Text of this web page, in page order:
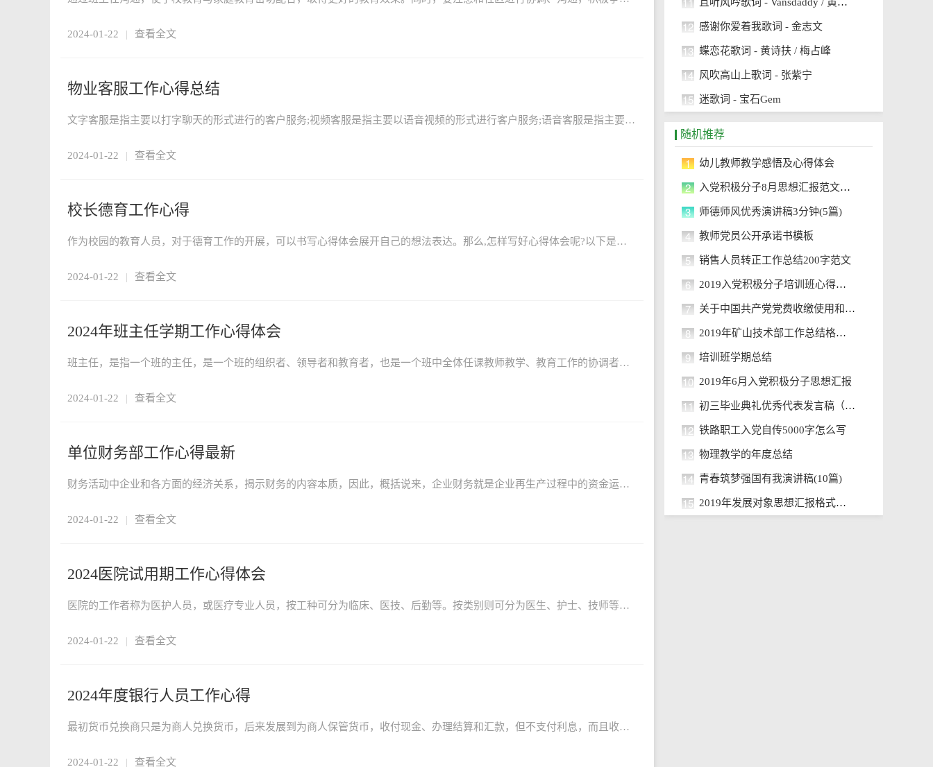
2024-01-22 | 查看全文
物业客服工作心得总结
文字客服是指主要以打字聊天的形式进行的客户服务;视频客服是指主要以语音视频的形式进行客户服务;语音客服是指主要以移动电话的形式进行的客服服务。下面小编给大家带来物业客服工作心得总结，希望能帮助到大家!物业
2024-01-22 | 查看全文
校长德育工作心得
作为校园的教育人员，对于德育工作的开展，可以书写心得体会展开自己的想法表达。那么,怎样写好心得体会呢?以下是小编为大家收集的校长德育工作心得，欢迎阅读。校长德育工作心得篇1幼儿园的德育工作是渗透在幼儿一日生活
2024-01-22 | 查看全文
2024年班主任学期工作心得体会
班主任，是指一个班的主任，是一个班的组织者、领导者和教育者，也是一个班中全体任课教师教学、教育工作的协调者，更是沟通学校与家长、社区的桥梁。下面小编给大家带来20_年班主任学期工作心得体会，希望能帮助到大家!2024年
2024-01-22 | 查看全文
单位财务部工作心得最新
财务活动中企业和各方面的经济关系，揭示财务的内容本质，因此，概括说来，企业财务就是企业再生产过程中的资金运动，体现着企业和各方面的经济关系。下面小编给大家带来单位财务部工作心得最新，希望能帮助到大家!单位财务部工
2024-01-22 | 查看全文
2024医院试用期工作心得体会
医院的工作者称为医护人员，或医疗专业人员，按工种可分为临床、医技、后勤等。按类别则可分为医生、护士、技师等。下面小编给大家带来2024医院试用期工作心得体会，希望能帮助到大家!2024医院试用期工作心得体会（精选篇1）我
2024-01-22 | 查看全文
2024年度银行人员工作心得
最初货币兑换商只是为商人兑换货币，后来发展到为商人保管货币，收付现金、办理结算和汇款，但不支付利息，而且收取保管费和手续费。随着工商业的发展，货币兑换商的业务进一步发展，他们手中聚集了大量资金。下面小编给大家带来
2024-01-22 | 查看全文
12 感谢你爱着我歌词 - 金志文
13 蝶恋花歌词 - 黄诗扶 / 梅占峰
14 风吹高山上歌词 - 张紫宁
15 迷歌词 - 宝石Gem
随机推荐
1 幼儿教师教学感悟及心得体会
2 入党积极分子8月思想汇报范文1500字【四篇】
3 师德师风优秀演讲稿3分钟(5篇)
4 教师党员公开承诺书模板
5 销售人员转正工作总结200字范文
6 2019入党积极分子培训班心得体会【三篇】
7 关于中国共产党党费收缴使用和管理规定
8 2019年矿山技术部工作总结格式参考
9 培训班学期总结
10 2019年6月入党积极分子思想汇报
11 初三毕业典礼优秀代表发言稿（10篇）
12 铁路职工入党自传5000字怎么写
13 物理教学的年度总结
14 青春筑梦强国有我演讲稿(10篇)
15 2019年发展对象思想汇报格式参考